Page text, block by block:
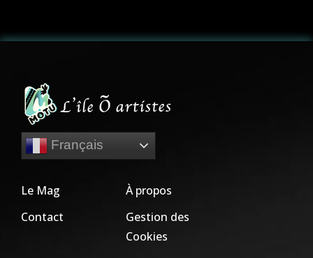
Français
Le Mag
À propos
Contact
Gestion des
Cookies